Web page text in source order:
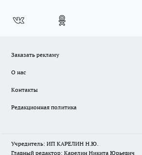
Заказать рекламу
О нас
Контакты
Редакционная политика
Учредитель: ИП КАРЕЛИН Н.Ю.
Главный редактор: Карелин Никита Юрьевич